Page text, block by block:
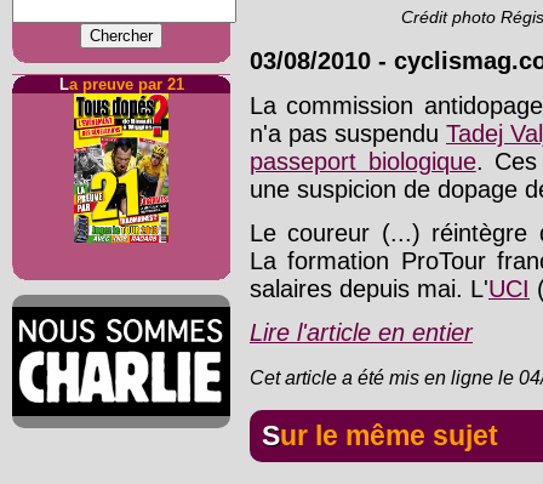
La preuve par 21
Crédit photo
03/08/2010 -
La commission
n'a pas suspendu Tadej
passeport biologique. Ces
une suspicion de dopage
Le coureur (...) réintègre
La formation ProTour
salaires depuis mai. L'UCI
Lire l'article en entier
Cet article a été mis en ligne le
Sur le même sujet